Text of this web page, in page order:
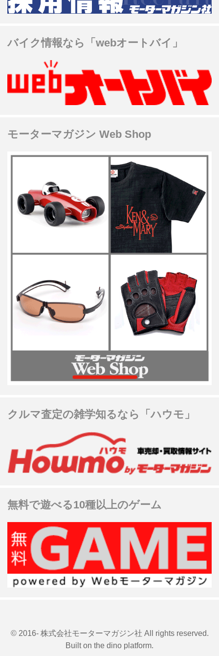
バイク情報なら「webオートバイ」
モーターマガジン Web Shop
クルマ査定の雑学知るなら「ハウモ」
無料で遊べる10種以上のゲーム
© 2016- 株式会社モーターマガジン社 All rights reserved.
Built on the dino platform.